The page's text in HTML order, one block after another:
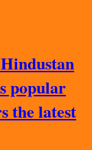
popular
the latest